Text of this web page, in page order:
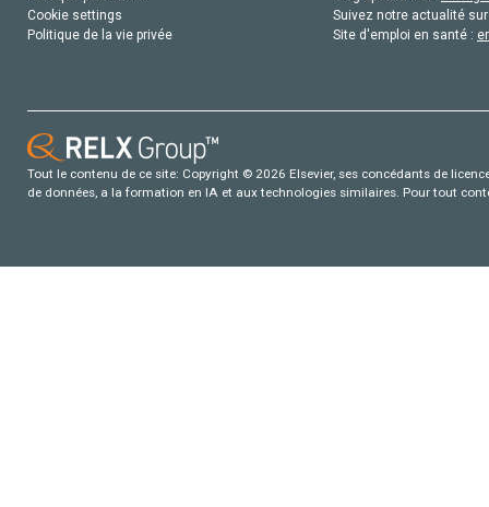
Cookie settings
Politique de la vie privée
Suivez notre actualité
Site d'emploi en santé :
Tout le contenu de ce site: Copyright © 2026 Elsevier, ses concédants de
de données, a la formation en IA et aux technologies similaires. Pour tout